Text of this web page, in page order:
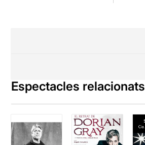
Espectacles relacionats